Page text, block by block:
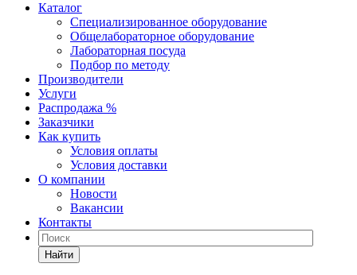
Каталог
Специализированное оборудование
Общелабораторное оборудование
Лабораторная посуда
Подбор по методу
Производители
Услуги
Распродажа %
Заказчики
Как купить
Условия оплаты
Условия доставки
О компании
Новости
Вакансии
Контакты
Найти